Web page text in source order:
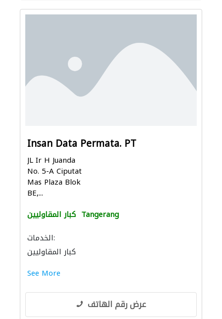
Insan Data Permata. PT
JL Ir H Juanda
No. 5-A Ciputat
Mas Plaza Blok
BE,...
كبار المقاوليين Tangerang
الخدمات:
كبار المقاوليين
See More
عرض رقم الهاتف